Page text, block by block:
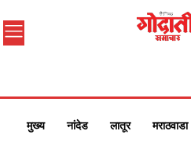
मुख्य नांदेड लातूर मराठवाडा